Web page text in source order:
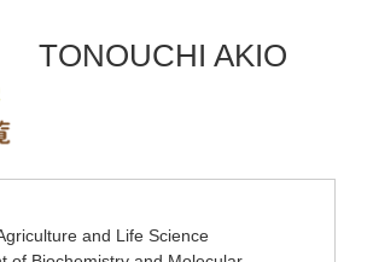
TONOUCHI AKIO
and Life Science